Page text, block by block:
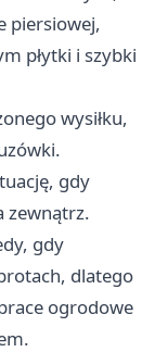
piersiowej,
płytki i szybki
wysiłku,
gdy
zewnątrz.
gdy
dlatego
ogrodowe